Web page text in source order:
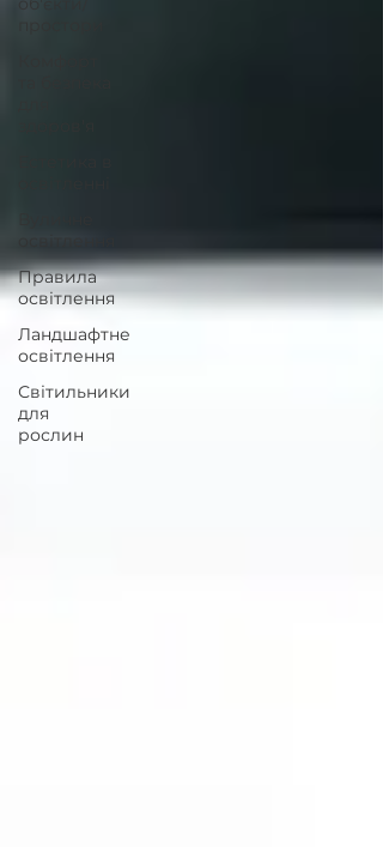
Правила
освітлення
Ландшафтне
освітлення
Світильники
для
рослин